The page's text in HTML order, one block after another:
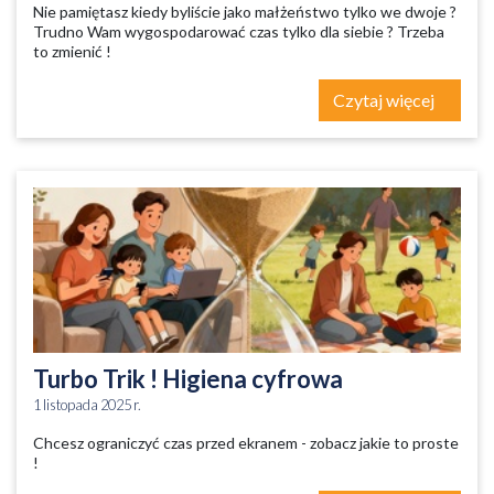
Nie pamiętasz kiedy byliście jako małżeństwo tylko we dwoje ?
Trudno Wam wygospodarować czas tylko dla siebie ? Trzeba
to zmienić !
Czytaj więcej
Turbo Trik ! Higiena cyfrowa
1 listopada 2025 r.
Chcesz ograniczyć czas przed ekranem - zobacz jakie to proste
!